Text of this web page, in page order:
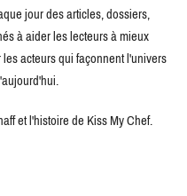
jour des articles, dossiers,
à aider les lecteurs à mieux
acteurs qui façonnent l'univers
et l'histoire de Kiss My Chef.